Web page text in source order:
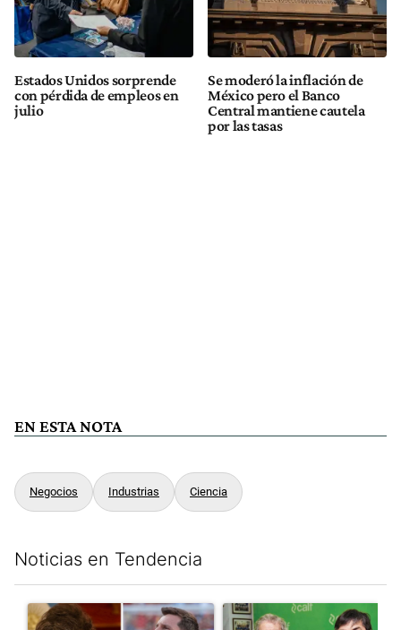
Estados Unidos sorprende
con pérdida de empleos en
julio
Se moderó la inflación de
México pero el Banco
Central mantiene cautela
por las tasas
EN ESTA NOTA
Negocios Industrias Ciencia
Noticias en Tendencia
Un artículo de tendencia con el título "Milei despidió a Jorge
Un artículo de tendencia con